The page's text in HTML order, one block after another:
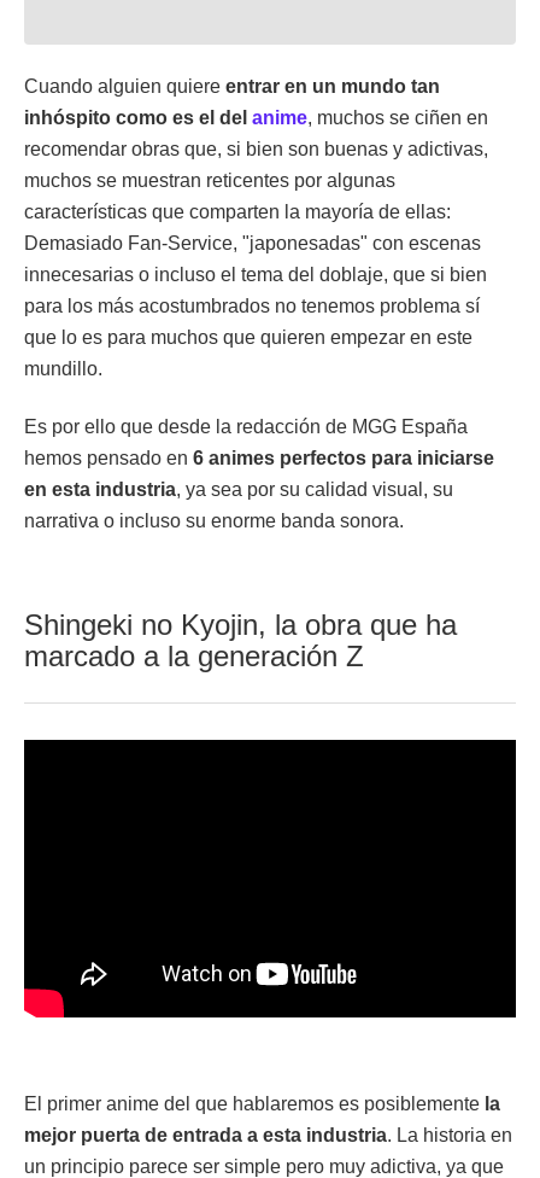
Cuando alguien quiere entrar en un mundo tan
inhóspito como es el del anime, muchos se ciñen en
recomendar obras que, si bien son buenas y adictivas,
muchos se muestran reticentes por algunas
características que comparten la mayoría de ellas:
Demasiado Fan-Service, "japonesadas" con escenas
innecesarias o incluso el tema del doblaje, que si bien
para los más acostumbrados no tenemos problema sí
que lo es para muchos que quieren empezar en este
mundillo.
Es por ello que desde la redacción de MGG España
hemos pensado en 6 animes perfectos para iniciarse
en esta industria, ya sea por su calidad visual, su
narrativa o incluso su enorme banda sonora.
Shingeki no Kyojin, la obra que ha
marcado a la generación Z
El primer anime del que hablaremos es posiblemente la
mejor puerta de entrada a esta industria. La historia en
un principio parece ser simple pero muy adictiva, ya que